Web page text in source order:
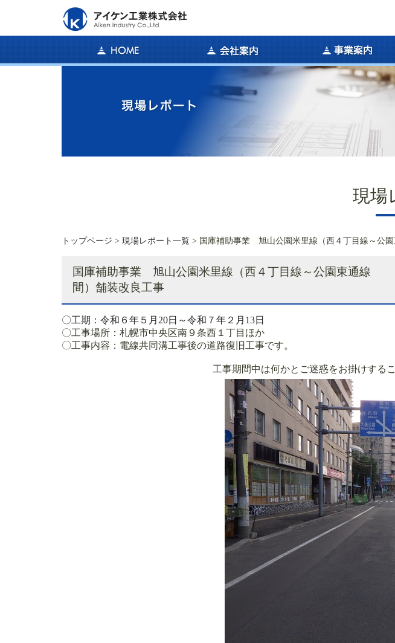
現場
トップページ > 現場レポート一覧 > 国庫補助事業 旭山公園米里線（西４丁目線～公
国庫補助事業 旭山公園米里線（西４丁目線～公園東通線
間）舗装改良工事
〇工期：令和６年５月20日～令和７年２ 月13日
〇工事場所：札幌市中央区南９条西１丁目ほか
〇工事内容： 電線共同溝工事後の道路復旧工事です。
工事期間中は何かとご迷惑をお掛けする